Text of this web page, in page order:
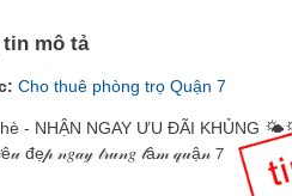
tin mô tả
Cho thuê phòng trọ Quận 7
- NHẬN NGAY ƯU ĐÃI KHỦNG
đẹ𝓅 𝓃𝑔𝒶𝓎 𝓉𝓇𝓊𝓃𝑔 𝓉â𝓂 𝓆𝓊ậ𝓃 𝟩